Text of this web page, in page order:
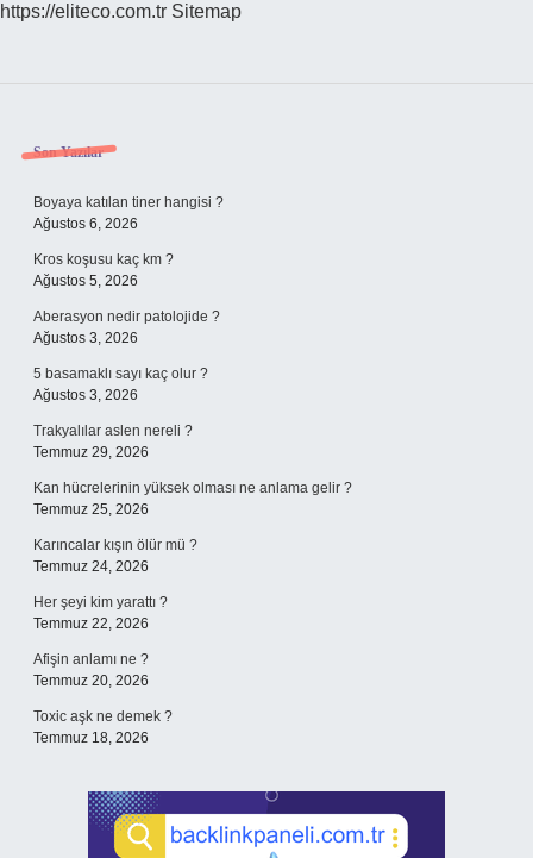
https://eliteco.com.tr Sitemap
Sidebar
Son Yazılar
Boyaya katılan tiner hangisi ?
Ağustos 6, 2026
Kros koşusu kaç km ?
Ağustos 5, 2026
Aberasyon nedir patolojide ?
Ağustos 3, 2026
5 basamaklı sayı kaç olur ?
Ağustos 3, 2026
Trakyalılar aslen nereli ?
Temmuz 29, 2026
Kan hücrelerinin yüksek olması ne anlama gelir ?
Temmuz 25, 2026
Karıncalar kışın ölür mü ?
Temmuz 24, 2026
Her şeyi kim yarattı ?
Temmuz 22, 2026
Afişin anlamı ne ?
Temmuz 20, 2026
Toxic aşk ne demek ?
Temmuz 18, 2026